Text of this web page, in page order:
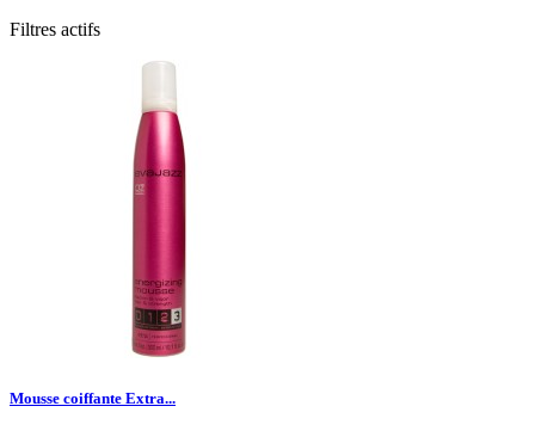
Filtres actifs
Mousse coiffante Extra...